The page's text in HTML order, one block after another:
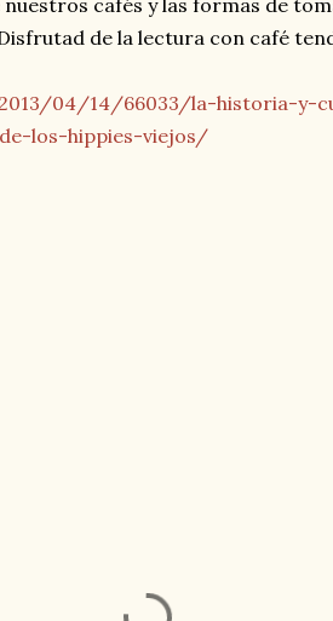
cafés y las formas de
de la lectura con café
04/14/66033/la-historia-y-
los-hippies-viejos/